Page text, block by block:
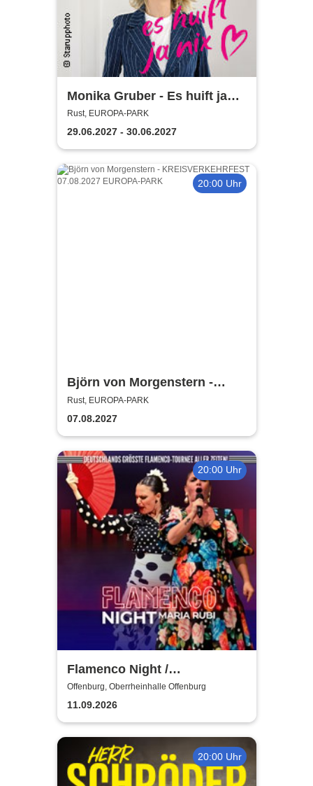
Monika Gruber - Es huift ja
nix
Rust, EUROPA-PARK
29.06.2027 - 30.06.2027
20:00 Uhr
Björn von Morgenstern -
Kreisverkehrfest
Rust, EUROPA-PARK
07.08.2027
20:00 Uhr
Flamenco Night /
Flamencomanía Tour 26/27 -
Deutschlands größte
Flamenco-Tournee
Offenburg, Oberrheinhalle Offenburg
11.09.2026
20:00 Uhr